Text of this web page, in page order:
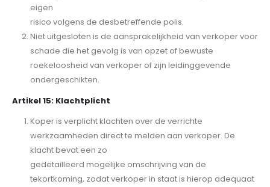
eigen
risico volgens de desbetreffende polis.
Niet uitgesloten is de aansprakelijkheid van verkoper voor
schade die het gevolg is van opzet of bewuste
roekeloosheid van verkoper of zijn leidinggevende
ondergeschikten.
Artikel 15: Klachtplicht
Koper is verplicht klachten over de verrichte
werkzaamheden direct te melden aan verkoper. De
klacht bevat een zo
gedetailleerd mogelijke omschrijving van de
tekortkoming, zodat verkoper in staat is hierop adequaat